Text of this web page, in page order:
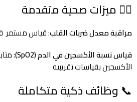
❤️‍🔥 ميزات صحية متقدمة
مراقبة معدل ضربات القلب: قياس مستمر
قياس نسبة الأكسجين في الدم (SpO2)
:
الأكسجين بقياسات تقريبيه
📞 وظائف ذكية متكاملة